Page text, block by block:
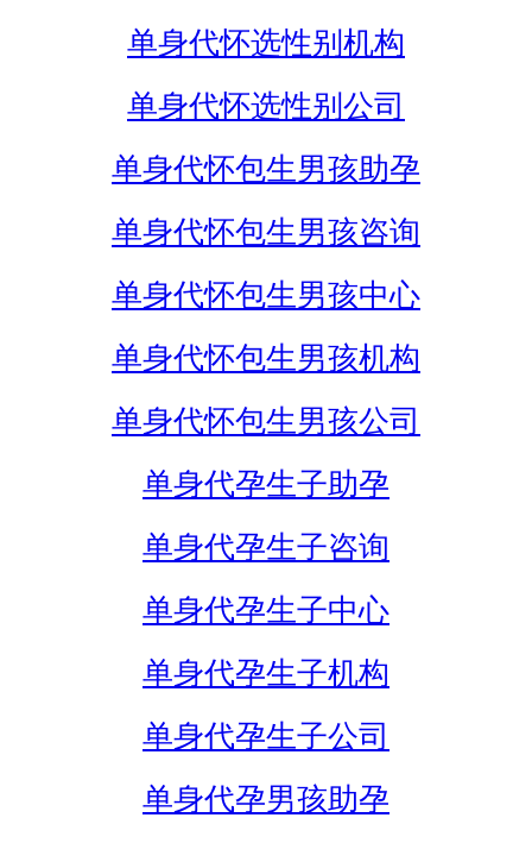
单身代怀选性别机构
单身代怀选性别公司
单身代怀包生男孩助孕
单身代怀包生男孩咨询
单身代怀包生男孩中心
单身代怀包生男孩机构
单身代怀包生男孩公司
单身代孕生子助孕
单身代孕生子咨询
单身代孕生子中心
单身代孕生子机构
单身代孕生子公司
单身代孕男孩助孕